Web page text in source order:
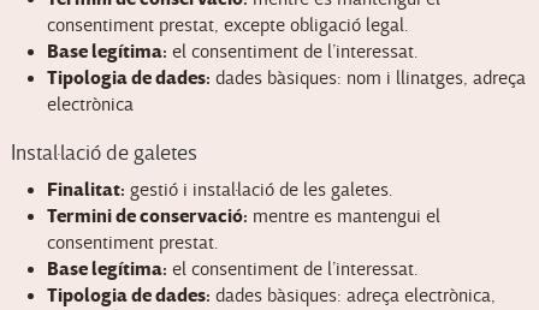
consentiment prestat, excepte obligació legal.
Base legítima: el consentiment de l’interessat.
Tipologia de dades: dades bàsiques: nom i llinatges, adreça
electrònica
Instal·lació de galetes
Finalitat: gestió i instal·lació de les galetes.
Termini de conservació: mentre es mantengui el
consentiment prestat.
Base legítima: el consentiment de l’interessat.
Tipologia de dades: dades bàsiques: adreça electrònica,